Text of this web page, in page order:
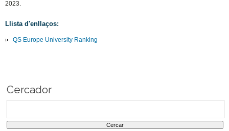
2023.
Llista d'enllaços:
QS Europe University Ranking
Cercador